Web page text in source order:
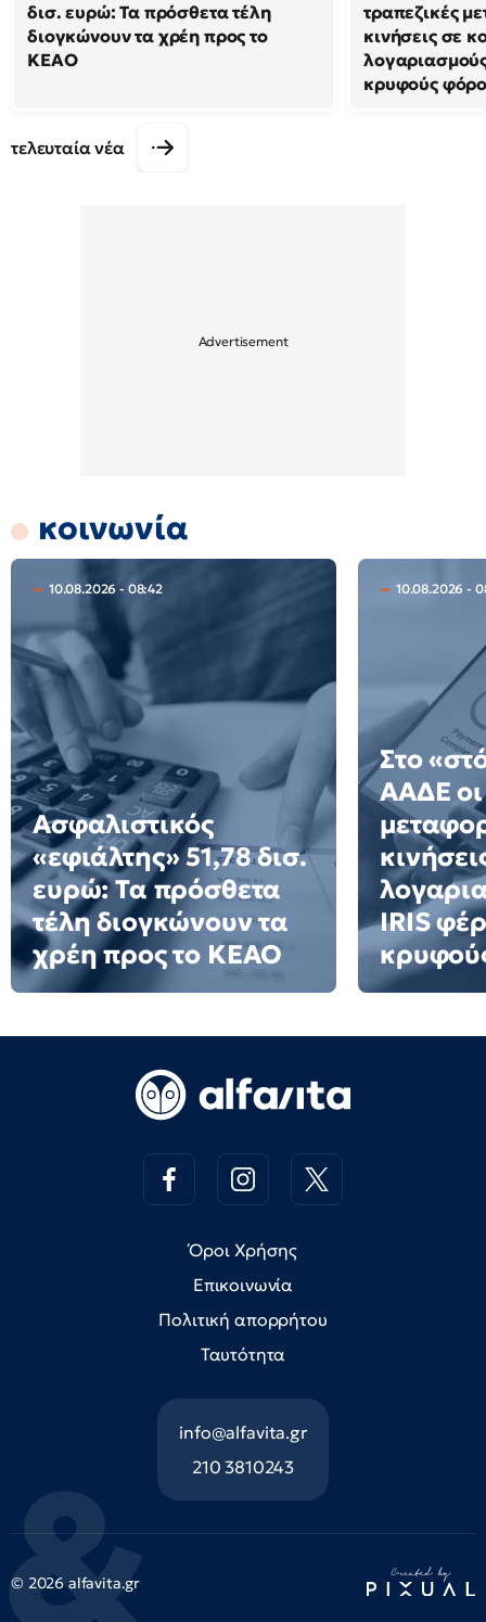
δισ. ευρώ: Τα πρόσθετα τέλη
διογκώνουν τα χρέη προς το
ΚΕΑΟ
τραπεζικές
κινήσεις σε
κρυφούς
τελευταία νέα
κοινωνία
10.08.2026 - 08:42
Ασφαλιστικός
«εφιάλτης» 51,78 δισ.
ευρώ: Τα πρόσθετα
τέλη διογκώνουν τα
χρέη προς το ΚΕΑΟ
10.08.2026 -
Στο
ΑΑΔΕ οι
IRIS
Όροι Χρήσης
Επικοινωνία
Πολιτική απορρήτου
Ταυτότητα
info@alfavita.gr
210 3810243
© 2026 alfavita.gr